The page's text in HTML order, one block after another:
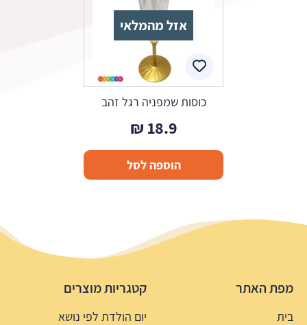
אזל מהמלאי
כוסות שמפניה רגל זהב
18.9
₪
הוספה לסל
מפת האתר
בית
קטגריות מוצרים
יום הולדת לפי נושא